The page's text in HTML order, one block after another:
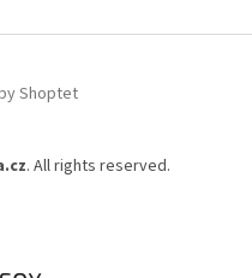
Shoptet
. All rights reserved.